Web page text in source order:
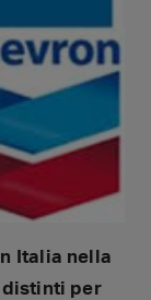
Italia nella
distinti per